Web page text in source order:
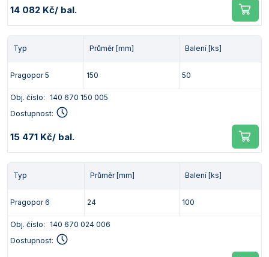
14 082 Kč/ bal.
Typ Průměr [mm] Balení [ks]
Pragopor 5 150 50
Obj. číslo:
140 670 150 005
Dostupnost:
15 471 Kč/ bal.
Typ Průměr [mm] Balení [ks]
Pragopor 6 24 100
Obj. číslo:
140 670 024 006
Dostupnost: